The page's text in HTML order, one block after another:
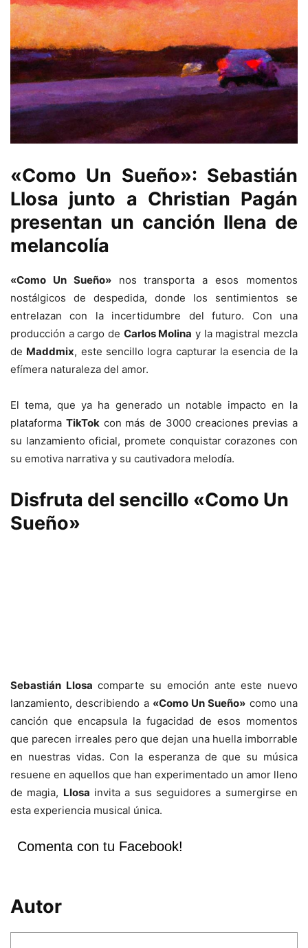
«Como Un Sueño»: Sebastián
Llosa junto a Christian Pagán
presentan un canción llena de
melancolía
«Como Un Sueño»nos transporta a esos momentos
nostálgicos de despedida, donde los sentimientos se
entrelazan con la incertidumbre del futuro. Con una
producción a cargo de Carlos Molina y la magistral mezcla
de Maddmix, este sencillo logra capturar la esencia de la
efímera naturaleza del amor.
El tema, que ya ha generado un notable impacto en la
plataforma TikTokcon más de 3000 creaciones previas a
su lanzamiento oficial, promete conquistar corazones con
su emotiva narrativa y su cautivadora melodía.
Disfruta del sencillo «Como Un
Sueño»
Sebastián Llosa comparte su emoción ante este nuevo
lanzamiento, describiendo a «Como Un Sueño» como una
canción que encapsula la fugacidad de esos momentos
que parecen irreales pero que dejan una huella imborrable
en nuestras vidas. Con la esperanza de que su música
resuene en aquellos que han experimentado un amor lleno
de magia, Llosa invita a sus seguidores a sumergirse en
esta experiencia musical única.
Comenta con tu Facebook!
Autor